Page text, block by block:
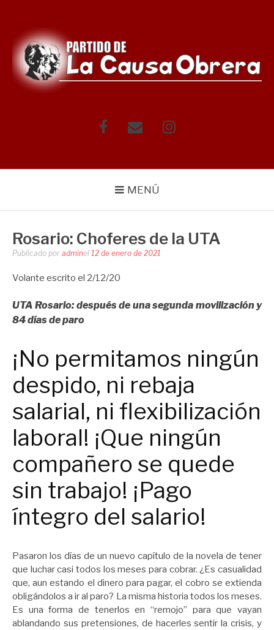
contenido
FacebookCorreo Instagram
MENÚ
Rosario: Choferes de la UTA
Publicado por adminel 12 de enero de 2021
Volante escrito el 2/12/20
UTA Rosario: después de una segunda movilización y
84 días de paro
¡No permitamos ningún
despido, ni rebaja
salarial, ni flexibilización
laboral! ¡Que ningún
compañero se quede
sin trabajo! ¡Pago
íntegro del salario!
Pasaron los días de un nuevo capítulo de la novela de tener
que luchar casi todos los meses para cobrar. ¿Es casualidad
que, aun estando el dinero para pagar, el cobro se extienda
obligándolos a ir al paro? La misma historia todos los meses.
Es una forma de tenerlos en “remojo” para que vayan
ablandando sus pretensiones, de hacerles sentir la crisis, y